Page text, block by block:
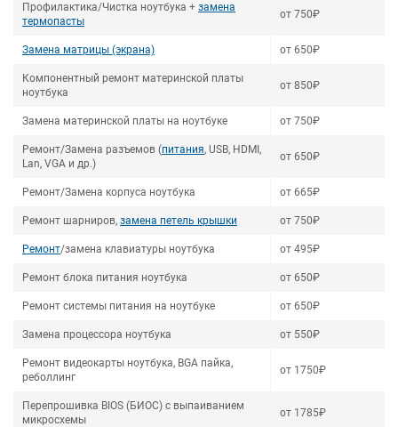
Профилактика/Чистка ноутбука + замена
термопасты
от 750₽
Замена матрицы (экрана) от 650₽
Компонентный ремонт материнской платы
ноутбука
от 850₽
Замена материнской платы на ноутбуке от 750₽
Ремонт/Замена разъемов (питания, USB, HDMI,
Lan, VGA и др.)
от 650₽
Ремонт/Замена корпуса ноутбука от 665₽
Ремонт шарниров, замена петель крышки от 750₽
Ремонт/замена клавиатуры ноутбука от 495₽
Ремонт блока питания ноутбука от 650₽
Ремонт системы питания на ноутбуке от 650₽
Замена процессора ноутбука от 550₽
Ремонт видеокарты ноутбука, BGA пайка,
реболлинг
от 1750₽
Перепрошивка BIOS (БИОС) с выпаиванием
микросхемы
от 1785₽